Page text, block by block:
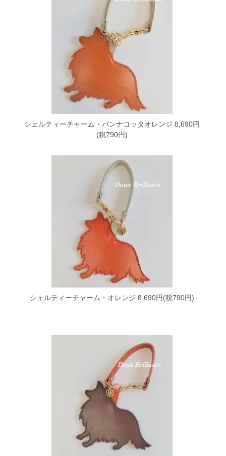
シェルティーチャーム・パンナコッタオレンジ 8,690円
(税790円)
シェルティーチャーム・オレンジ 8,690円(税790円)